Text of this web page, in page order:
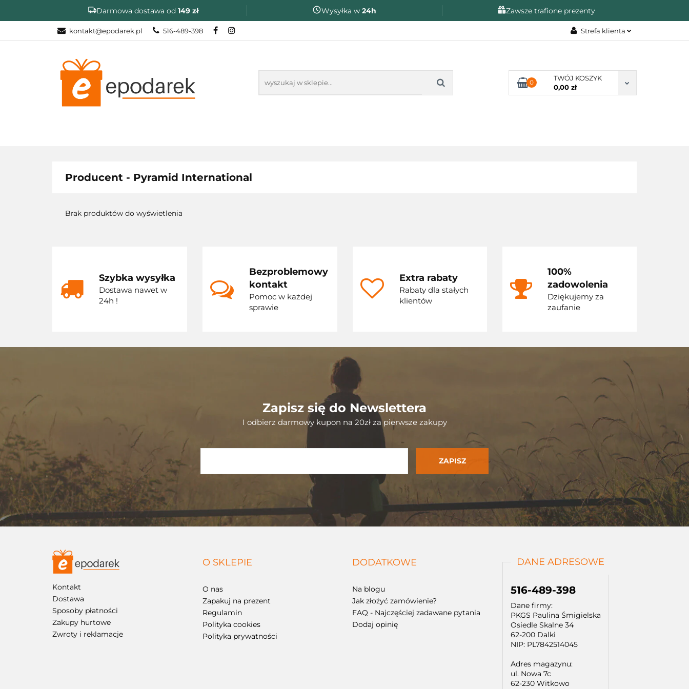
Darmowa dostawa od149 zł Wysyłka w24h Zawsze trafione prezenty
kontakt@epodarek.pl 516-489-398 Strefa klienta
Zarejestruj się
Dodaj zgłoszenie
0
TWÓJ KOSZYK
0,00 zł
DZIEŃ OJCA ZAKOŃCZENIE ROKU SZKOLNEGO
Producent - Pyramid International
Brak produktów do wyświetlenia
Szybka wysyłka
Dostawa nawet w
24h !
Bezproblemowy
kontakt
Pomoc w każdej
sprawie
Extra rabaty
Rabaty dla stałych
klientów
100%
zadowolenia
Dziękujemy za
zaufanie
Zapisz się do Newslettera
I odbierz darmowy kupon na 20zł za pierwsze zakupy
Kontakt
Dostawa
Sposoby płatności
Zakupy hurtowe
Zwroty i reklamacje
O SKLEPIE
O nas
Zapakuj na prezent
Regulamin
Polityka cookies
Polityka prywatności
DODATKOWE
Na blogu
Jak złożyć zamówienie?
FAQ - Najczęściej zadawane pytania
Dodaj opinię
DANE ADRESOWE
516-489-398
Dane firmy:
PKGS Paulina Śmigielska
Osiedle Skalne 34
62-200 Dalki
NIP: PL7842514045
Adres magazynu:
ul. Nowa 7c
62-230 Witkowo